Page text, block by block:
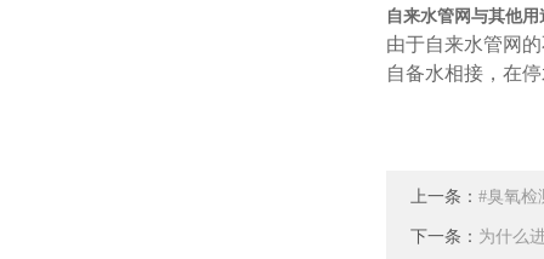
自来水管网与其他
由于自来水管网
自备水相接，在
上一条： #臭氧检
下一条： 为什么